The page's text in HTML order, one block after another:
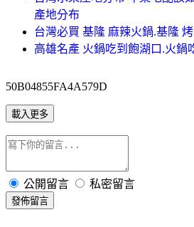
產地分布
台灣必買 基隆 麻辣火鍋.基隆
高雄名產 火鍋吃到飽湖口.火鍋
50B04855FA4A579D
載入更多
公開留言 私密留言
發佈留言